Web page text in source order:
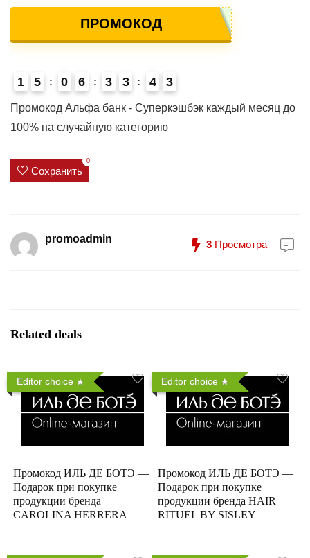
ПРОМОКОД
1
4
5 0 6 3 3 4 3
Промокод Альфа банк - Суперкэшбэк каждый месяц до
100% на случайную категорию
Сохранить
0
promoadmin 3 Просмотра
Related deals
Editor choice
Промокод ИЛЬ ДЕ БОТЭ —
Подарок при покупке
продукции бренда
CAROLINA HERRERA
Editor choice
Промокод ИЛЬ ДЕ БОТЭ —
Подарок при покупке
продукции бренда HAIR
RITUEL BY SISLEY